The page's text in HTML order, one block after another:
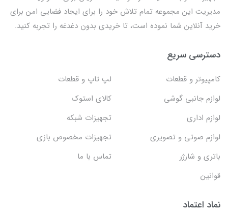
مدیریت این مجموعه تمام تلاش خود را برای ایجاد فضایی امن برای
خرید آنلاین شما نموده است، تا خریدی بدون دغدغه را تجربه کنید.
دسترسی سریع
کامپیوتر و قطعات
لپ تاپ و قطعات
لوازم جانبی گوشی
کالای استوک
لوازم اداری
تجهیزات شبکه
لوازم صوتی و تصویری
تجهیزات مخصوص بازی
باتری و شارژر
تماس با ما
قوانین
نماد اعتماد